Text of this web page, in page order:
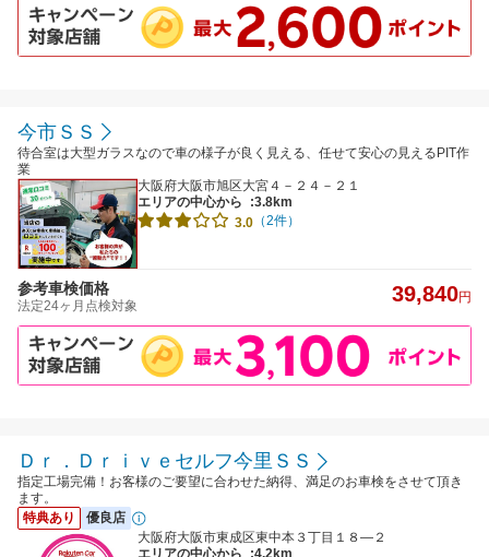
今市ＳＳ
待合室は大型ガラスなので車の様子が良く見える、任せて安心の見えるPIT作
業
大阪府大阪市旭区大宮４－２４－２１
エリアの中心から
:3.8km
3.0 （2件）
参考車検価格
法定24ヶ月点検対象 39,840円
Ｄｒ．Ｄｒｉｖｅセルフ今里ＳＳ
指定工場完備！お客様のご要望に合わせた納得、満足のお車検をさせて頂き
ます。
特典あり
優良店
大阪府大阪市東成区東中本３丁目１８―２
エリアの中心から
:4.2km